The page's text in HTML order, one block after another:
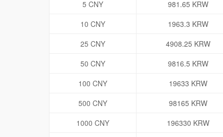
5 CNY
981.65 KRW
10 CNY
1963.3 KRW
25 CNY
4908.25 KRW
50 CNY
9816.5 KRW
100 CNY
19633 KRW
500 CNY
98165 KRW
1000 CNY
196330 KRW